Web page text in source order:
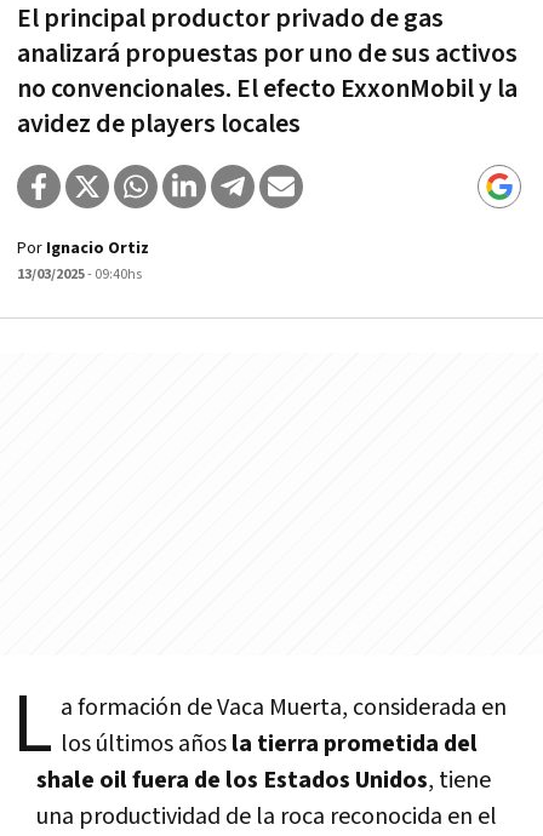
El principal productor privado de gas
analizará propuestas por uno de sus activos
no convencionales. El efecto ExxonMobil y la
avidez de players locales
Por Ignacio Ortiz
13/03/2025- 09:40hs
L a formación de Vaca Muerta, considerada en
los últimos añosla tierra prometida del
shale oil fuera de los Estados Unidos, tiene
una productividad de la roca reconocida en el